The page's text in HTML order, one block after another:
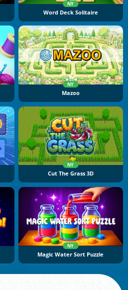
NY
Word Deck Solitaire
NY
Mazoo
NY
Cut The Grass 3D
NY
Magic Water Sort Puzzle